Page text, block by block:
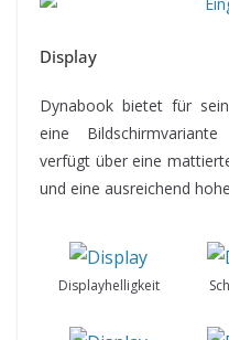
Display
Dynabook bietet für
eine
verfügt über eine
und eine ausreichend
Displayhelligkeit